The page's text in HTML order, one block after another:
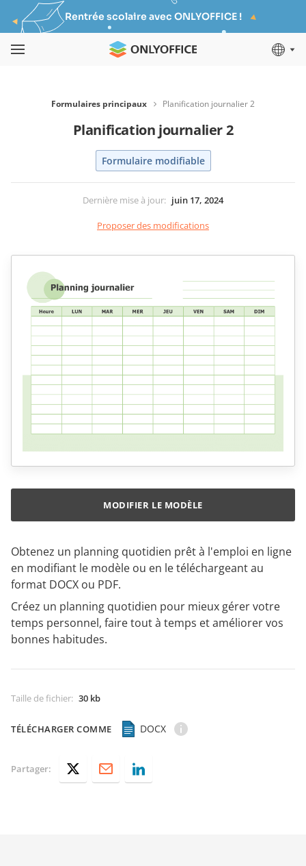
Rentrée scolaire avec ONLYOFFICE !
Formulaires principaux Planification journalier 2
Planification journalier 2
Formulaire modifiable
Dernière mise à jour: juin 17, 2024
Proposer des modifications
Obtenez un planning quotidien prêt à l'emploi en ligne
en modifiant le modèle ou en le téléchargeant au
format DOCX ou PDF.
Créez un planning quotidien pour mieux gérer votre
temps personnel, faire tout à temps et améliorer vos
bonnes habitudes.
Taille de fichier: 30 kb
TÉLÉCHARGER COMME DOCX
MODIFIER LE MODÈLE
Partager: